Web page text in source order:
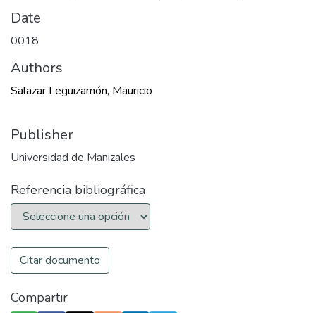
Date
0018
Authors
Salazar Leguizamón, Mauricio
Publisher
Universidad de Manizales
Referencia bibliográfica
Citar documento
Compartir